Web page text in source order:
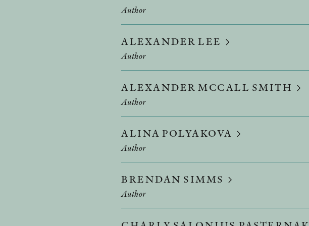
Author
ALEXANDER LEE
Author
ALEXANDER MCCALL SMITH
Author
ALINA POLYAKOVA
Author
BRENDAN SIMMS
Author